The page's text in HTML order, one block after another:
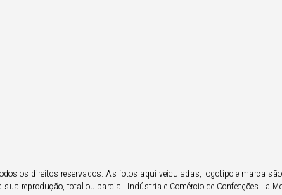
os direitos reservados. As fotos aqui veiculadas, logotipo e marca são
sua reprodução, total ou parcial. Indústria e Comércio de Confecções La